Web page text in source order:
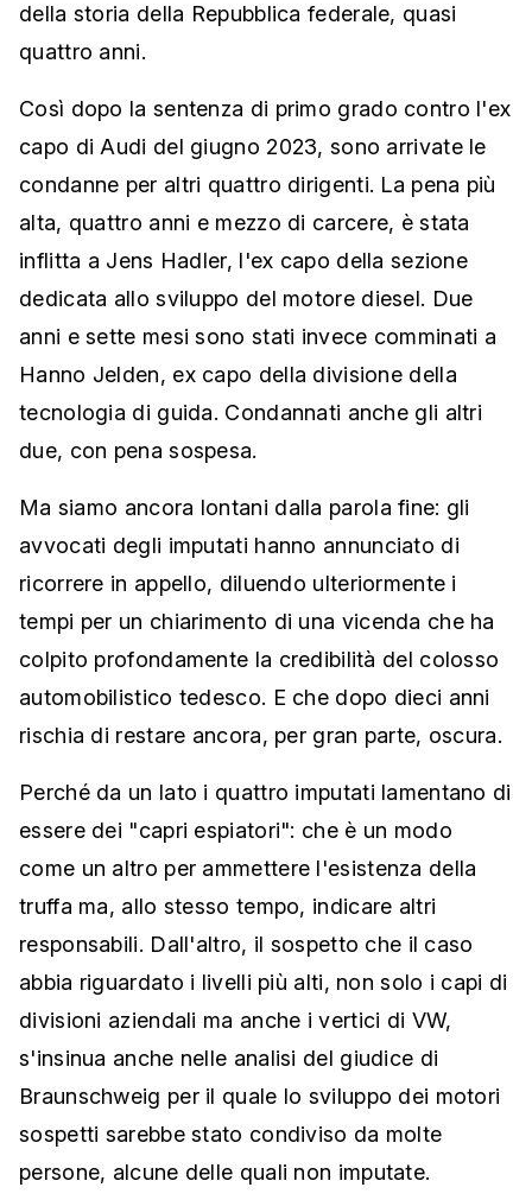
della storia della Repubblica federale, quasi
quattro anni.
Così dopo la sentenza di primo grado contro l'ex
capo di Audi del giugno 2023, sono arrivate le
condanne per altri quattro dirigenti. La pena più
alta, quattro anni e mezzo di carcere, è stata
inflitta a Jens Hadler, l'ex capo della sezione
dedicata allo sviluppo del motore diesel. Due
anni e sette mesi sono stati invece comminati a
Hanno Jelden, ex capo della divisione della
tecnologia di guida. Condannati anche gli altri
due, con pena sospesa.
Ma siamo ancora lontani dalla parola fine: gli
avvocati degli imputati hanno annunciato di
ricorrere in appello, diluendo ulteriormente i
tempi per un chiarimento di una vicenda che ha
colpito profondamente la credibilità del colosso
automobilistico tedesco. E che dopo dieci anni
rischia di restare ancora, per gran parte, oscura.
Perché da un lato i quattro imputati lamentano di
essere dei "capri espiatori": che è un modo
come un altro per ammettere l'esistenza della
truffa ma, allo stesso tempo, indicare altri
responsabili. Dall'altro, il sospetto che il caso
abbia riguardato i livelli più alti, non solo i capi di
divisioni aziendali ma anche i vertici di VW,
s'insinua anche nelle analisi del giudice di
Braunschweig per il quale lo sviluppo dei motori
sospetti sarebbe stato condiviso da molte
persone, alcune delle quali non imputate.